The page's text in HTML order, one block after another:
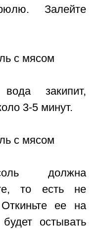
Залейте
закипит,
3-5 минут.
должна
то есть не
ее на
остывать